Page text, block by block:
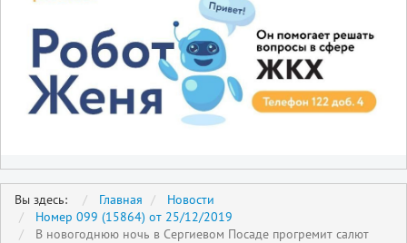
Вы здесь: Главная
Новости
Номер 099 (15864) от 25/12/2019
В новогоднюю ночь в Сергиевом Посаде прогремит салют